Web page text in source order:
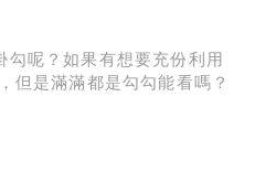
呢？如果有想要充份利用
但是滿滿都是勾勾能看嗎？